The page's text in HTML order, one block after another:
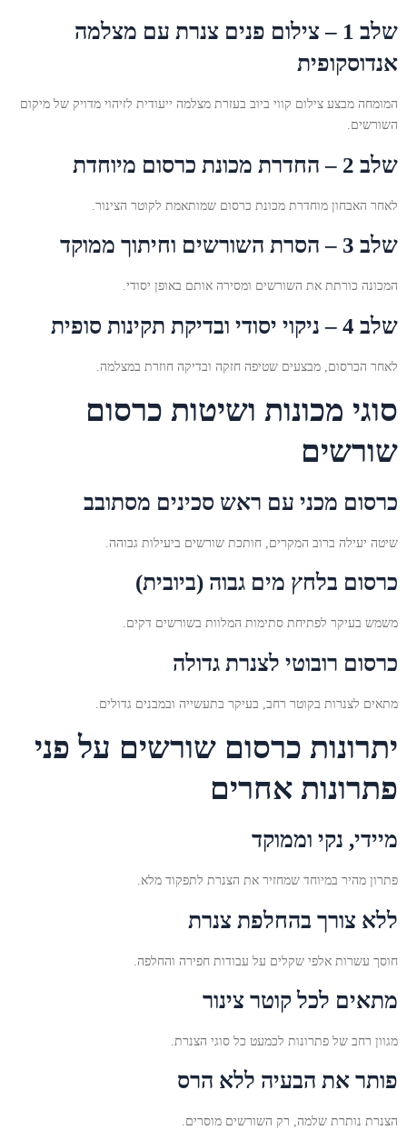
שלב 1 – צילום פנים צנרת עם מצלמה
אנדוסקופית
המומחה מבצע צילום קווי ביוב בעזרת מצלמה ייעודית לזיהוי מדויק של מיקום
השורשים.
שלב 2 – החדרת מכונת כרסום מיוחדת
לאחר האבחון מוחדרת מכונת כרסום שמותאמת לקוטר הצינור.
שלב 3 – הסרת השורשים וחיתוך ממוקד
המכונה כורתת את השורשים ומסירה אותם באופן יסודי.
שלב 4 – ניקוי יסודי ובדיקת תקינות סופית
לאחר הכרסום, מבצעים שטיפה חזקה ובדיקה חוזרת במצלמה.
סוגי מכונות ושיטות כרסום
שורשים
כרסום מכני עם ראש סכינים מסתובב
שיטה יעילה ברוב המקרים, חותכת שורשים ביעילות גבוהה.
כרסום בלחץ מים גבוה (ביובית)
משמש בעיקר לפתיחת סתימות המלוות בשורשים דקים.
כרסום רובוטי לצנרת גדולה
מתאים לצנרות בקוטר רחב, בעיקר בתעשייה ובמבנים גדולים.
יתרונות כרסום שורשים על פני
פתרונות אחרים
מיידי, נקי וממוקד
פתרון מהיר במיוחד שמחזיר את הצנרת לתפקוד מלא.
ללא צורך בהחלפת צנרת
חוסך עשרות אלפי שקלים על עבודות חפירה והחלפה.
מתאים לכל קוטר צינור
מגוון רחב של פתרונות לכמעט כל סוגי הצנרת.
פותר את הבעיה ללא הרס
הצנרת נותרת שלמה, רק השורשים מוסרים.